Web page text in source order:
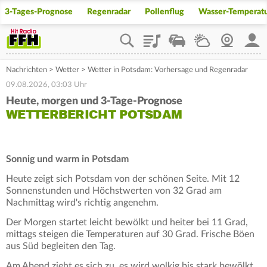
3-Tages-Prognose Regenradar Pollenflug Wasser-
PlaylistStaupilotWetterWebcam
Nachrichten > Wetter > Wetter in Potsdam: Vorhersage und Regenradar
09.08.2026, 03:03 Uhr
Heute, morgen und 3-Tage-Prognose
WETTERBERICHT POTSDAM
Sonnig und warm in Potsdam
Heute zeigt sich Potsdam von der schönen Seite. Mit 12
Sonnenstunden und Höchstwerten von 32 Grad am
Nachmittag wird's richtig angenehm.
Der Morgen startet leicht bewölkt und heiter bei 11 Grad,
mittags steigen die Temperaturen auf 30 Grad. Frische Böen
aus Süd begleiten den Tag.